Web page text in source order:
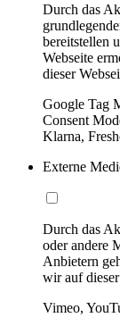
Durch das
bereitstellen
Webseite
dieser
Google Tag
Consent
Klarna,
Externe
Durch das
oder andere
Anbietern
wir auf
Vimeo,